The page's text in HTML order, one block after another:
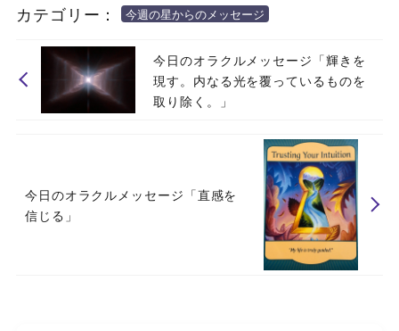
カテゴリー： 今週の星からのメッセージ
今日のオラクルメッセージ「輝きを
現す。内なる光を覆っているものを
取り除く。」
今日のオラクルメッセージ「直感を
信じる」